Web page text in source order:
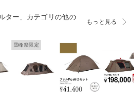
ター」カテゴリの他の
もっと見る
雪峰祭限定